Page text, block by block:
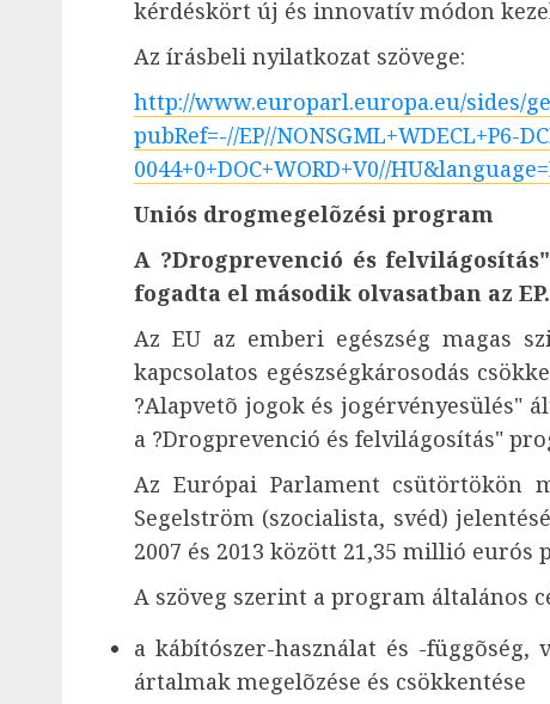
kérdéskört új és innovatív módon
Az írásbeli nyilatkozat szövege:
http://www.europarl.europa.eu/sides/
pubRef=-//EP//NONSGML+WDECL+P6-
0044+0+DOC+WORD+V0//
Uniós drogmegelõzési program
A ?Drogprevenció és
fogadta el második olvasatban az EP.
Az EU az emberi egészség magas
kapcsolatos egészségkárosodás
?Alapvetõ jogok és jogérvényesülés"
a ?Drogprevenció és felvilágosítás"
Az Európai Parlament csütörtökön
Segelström (szocialista, svéd)
2007 és 2013 között 21,35 millió eurós
A szöveg szerint a program általános
a kábítószer-használat és -
ártalmak megelõzése és csökkentése